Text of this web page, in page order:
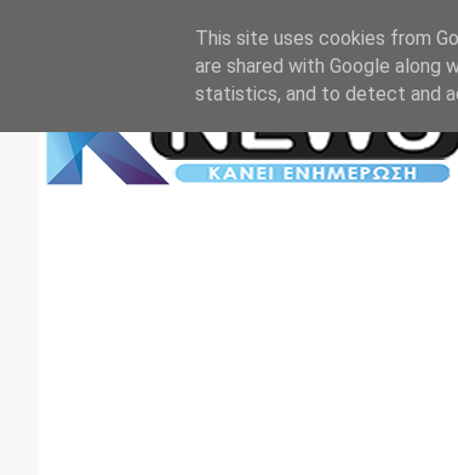
This site uses cookies from
are shared with Google along
statistics, and to detect and